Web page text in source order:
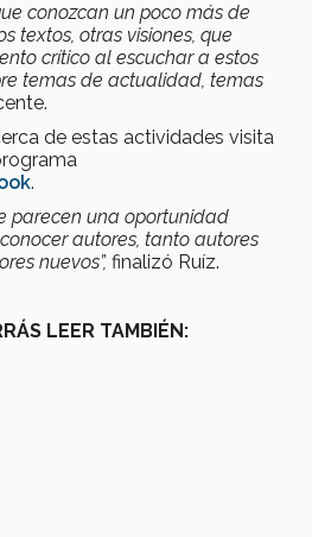
conozcan un poco más de
textos, otras visiones, que
crítico al escuchar a estos
temas de actualidad, temas
de estas actividades visita
.
parecen una oportunidad
autores, tanto autores
nuevos”, finalizó Ruíz.
LEER TAMBIÉN: